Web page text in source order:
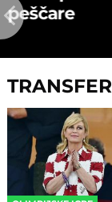
peščare